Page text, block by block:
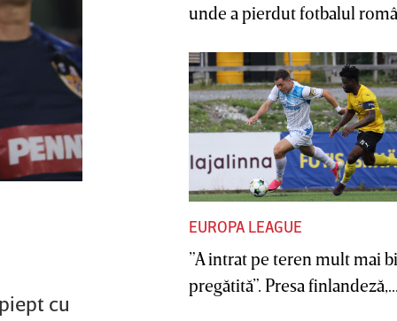
cu
unde a pierdut fotbalul
EUROPA LEAGUE
”A intrat pe teren mult mai
pregătită”. Presa